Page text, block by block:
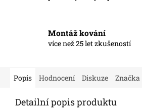
Montáž kování
více než 25 let zkušeností
Popis Hodnocení Diskuze Značka
Detailní popis produktu